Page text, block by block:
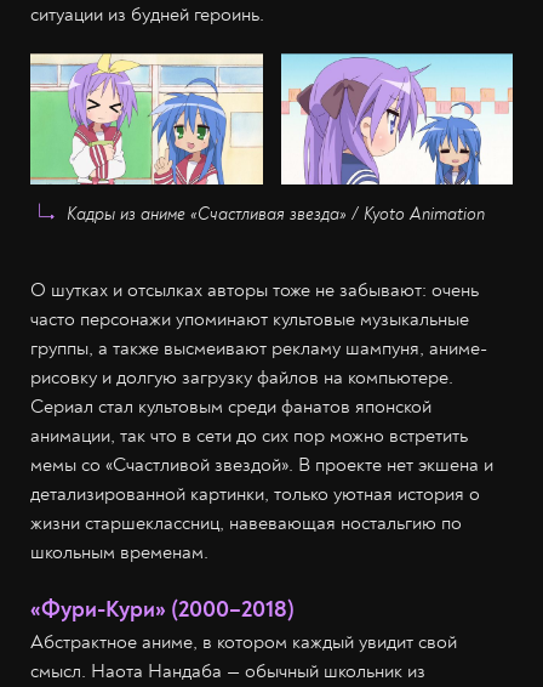
ситуации из будней героинь.
Кадры из аниме «Счастливая звезда» / Kyoto Animation
О шутках и отсылках авторы тоже не забывают: очень
часто персонажи упоминают культовые музыкальные
группы, а также высмеивают рекламу шампуня, аниме-
рисовку и долгую загрузку файлов на компьютере.
Сериал стал культовым среди фанатов японской
анимации, так что в сети до сих пор можно встретить
мемы со «Счастливой звездой». В проекте нет экшена и
детализированной картинки, только уютная история о
жизни старшеклассниц, навевающая ностальгию по
школьным временам.
«Фури-Кури» (2000–2018)
Абстрактное аниме, в котором каждый увидит свой
смысл. Наота Нандаба — обычный школьник из